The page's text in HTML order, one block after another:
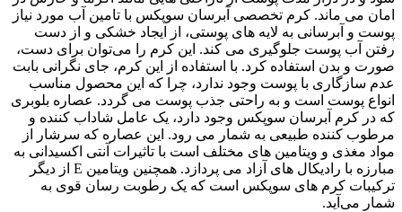
می ماند. کرم تخصصی آبرسان سوپکس با تامین آب مورد نیاز
و آبرسانی به لایه های پوستی، از ایجاد خشکی و از دست
آب پوست جلوگیری می کند. این کرم را می‌توان برای دست،
و بدن استفاده کرد. با استفاده از این کرم، جای نگرانی بابت
سازگاری با پوست وجود ندارد، چرا که این محصول مناسب
پوست است و به راحتی جذب پوست می گردد. عصاره بلوبری
کرم آبرسان سوپکس وجود دارد، یک عامل شاداب کننده و
کننده طبیعی به شمار می رود. این عصاره که سرشار از
مغذی و ویتامین های مختلف است با تاثیرات آنتی اکسیدانی به
مبارزه با رادیکال های آزاد می پردازد. همچنین ویتامین E از دیگر
کرم های سوپکس است که یک رطوبت رسان قوی به
می‌آید.